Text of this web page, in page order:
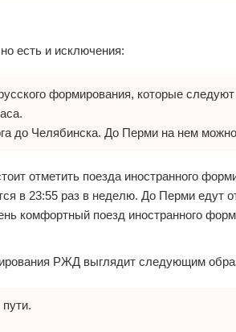
есть и исключения:
формирования, которые
до Челябинска. До Перми на нем
отметить поезда иностранного
в 23:55 раз в неделю. До Перми едут
комфортный поезд иностранного
РЖД выглядит следующим